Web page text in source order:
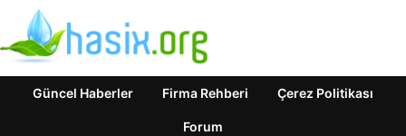
Güncel Haberler Firma Rehberi Çerez Politikası
Forum